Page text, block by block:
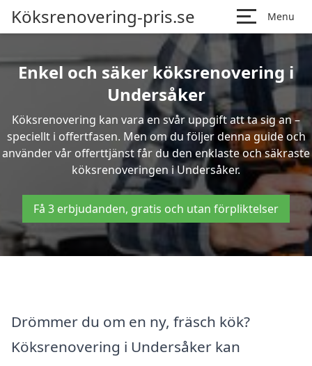
Köksrenovering-pris.se Menu
Enkel och säker köksrenovering i
Undersåker
Köksrenovering kan vara en svår uppgift att ta sig an –
speciellt i offertfasen. Men om du följer denna guide och
använder vår offerttjänst får du den enklaste och säkraste
köksrenoveringen i Undersåker.
Få 3 erbjudanden, gratis och utan förpliktelser
Drömmer du om en ny, fräsch kök?
Köksrenovering i Undersåker kan